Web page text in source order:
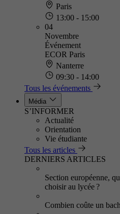
Paris
13:00 - 15:00
04
Novembre
Événement
ECOR Paris
Nanterre
09:30 - 14:00
Tous les événements
Média
S’INFORMER
Actualité
Orientation
Vie étudiante
Tous les articles
DERNIERS ARTICLES
Section européenne,
choisir au lycée ?
Combien coûte un